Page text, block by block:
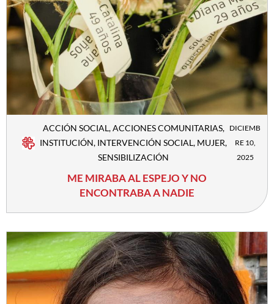
ACCIÓN SOCIAL,ACCIONES COMUNITARIAS,
INSTITUCIÓN, INTERVENCIÓN SOCIAL, MUJER,
SENSIBILIZACIÓN
DICIEMB
RE 10,
2025
ME MIRABA AL ESPEJO Y NO
ENCONTRABA A NADIE